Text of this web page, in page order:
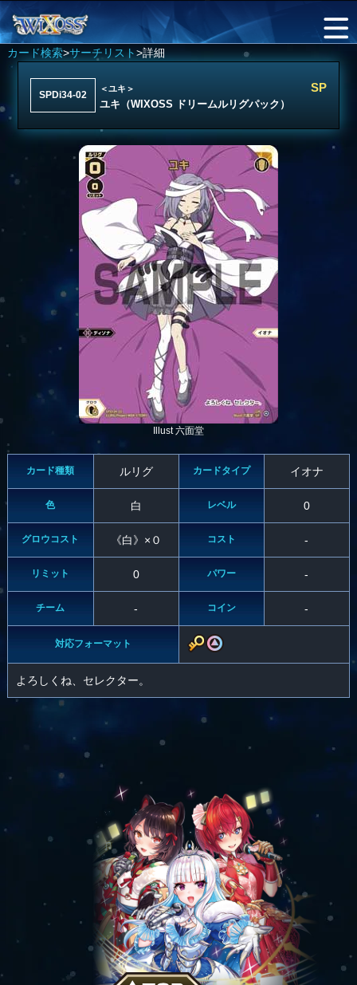
カード検索>サーチリスト>詳細
SPDi34-02
＜ユキ＞
ユキ（WIXOSS ドリームルリグパック）
SP
Illust 六面堂
カード種類 ルリグ カードタイプ イオナ
色 白 レベル 0
グロウコスト 《白》×０ コスト -
リミット 0 パワー -
チーム - コイン -
対応フォーマット
よろしくね、セレクター。